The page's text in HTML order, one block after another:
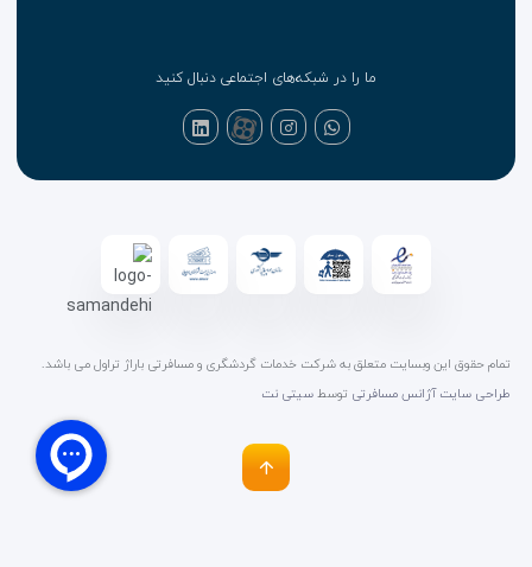
ما را در شبکه‌های اجتماعی دنبال کنید
تمام حقوق این وبسایت متعلق به شرکت خدمات گردشگری و مسافرتی باراژ تراول می باشد.
طراحی سایت آژانس مسافرتی توسط سیتی نت